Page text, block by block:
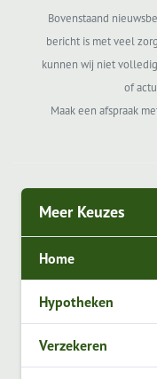
Bovenstaand
bericht is met veel
kunnen wij niet
of
Maak een afspraak
Meer Keuzes
Home
Hypotheken
Verzekeren